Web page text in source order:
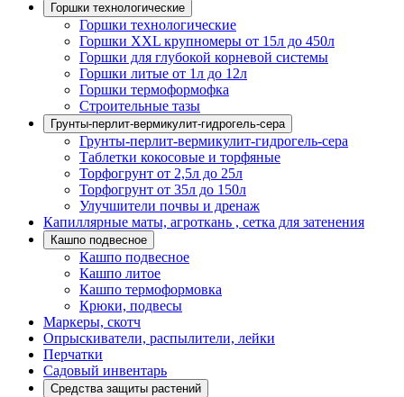
Горшки технологические
Горшки технологические
Горшки XXL крупномеры от 15л до 450л
Горшки для глубокой корневой системы
Горшки литые от 1л до 12л
Горшки термоформофка
Строительные тазы
Грунты-перлит-вермикулит-гидрогель-сера
Грунты-перлит-вермикулит-гидрогель-сера
Таблетки кокосовые и торфяные
Торфогрунт от 2,5л до 25л
Торфогрунт от 35л до 150л
Улучшители почвы и дренаж
Капиллярные маты, агроткань , сетка для затенения
Кашпо подвесное
Кашпо подвесное
Кашпо литое
Кашпо термоформовка
Крюки, подвесы
Маркеры, скотч
Опрыскиватели, распылители, лейки
Перчатки
Садовый инвентарь
Средства защиты растений